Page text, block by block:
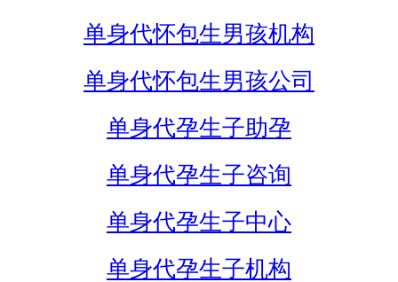
单身代怀包生男孩机构
单身代怀包生男孩公司
单身代孕生子助孕
单身代孕生子咨询
单身代孕生子中心
单身代孕生子机构